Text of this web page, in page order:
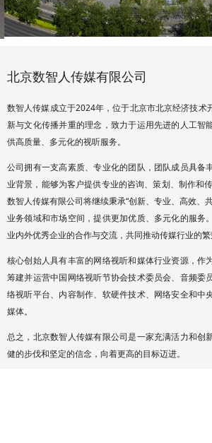
北京数智人传媒有限公司
数智人传媒成立于2024年，位于北京市北京经济技术
新与文化传播并重的理念，致力于运用先进的人工智
供高质量、多元化的视听服务。
公司拥有一支高素质、专业化的团队，团队成员具备
业背景，能够为客户提供专业的咨询、策划、制作和
数智人传媒有限公司将继续秉承“创新、专业、高效、
业务领域和市场空间，提供更加优质、多元化的服务
业内外优秀企业的合作与交流，共同推动传媒行业的繁
核心创始人具有丰富的网络视听和媒体行业资源，作
筹建并运营中国网络视听节协会技术委员会、音频委
络视听平台、内容制作、软硬件技术、网络安全和中
媒体。
总之，北京数智人传媒有限公司是一家充满活力和创
健的步伐和坚定的信念，向着更高的目标迈进。